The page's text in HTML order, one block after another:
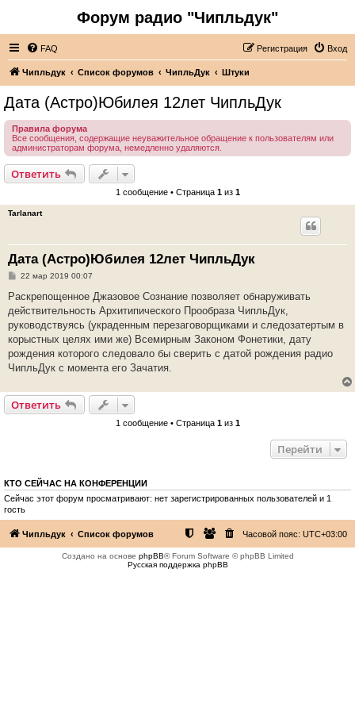
Форум радио "Чипльдук"
FAQ Вход
Регистрация
Чипльдук Список форумов ЧипльДук Штуки
Дата (Астро)Юбилея 12лет ЧипльДук
Правила форума
Все сообщения, содержащие неуважительное обращение к пользователям или
администраторам форума, немедленно удаляются.
Ответить
1 сообщение • Страница 1из 1
Tarlanart
Дата (Астро)Юбилея 12лет ЧипльДук
С
о
щ
е
и
е
22 мар 2019 00:07
Раскрепощенное Джазовое Сознание позволяет обнаруживать
действительность Архитипического Прообраза ЧипльДук,
руководствуясь (украденным перезаговорщиками и следозатертым в
корыстных целях ими же) Всемирным Законом Фонетики, дату
рождения которого следовало бы сверить с датой рождения радио
ЧипльДук с момента его Зачатия.
Ответить
1 сообщение • Страница 1из 1
Перейти
КТО СЕЙЧАС НА КОНФЕРЕНЦИИ
Сейчас этот форум просматривают: нет зарегистрированных пользователей и 1
гость
Чипльдук Список форумов Часовой пояс: UTC+03:00
Создано на основе phpBB® Forum Software © phpBB Limited
Русская поддержка phpBB